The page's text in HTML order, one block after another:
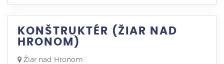
KONŠTRUKTÉR (ŽIAR NAD
HRONOM)
Žiar nad Hronom